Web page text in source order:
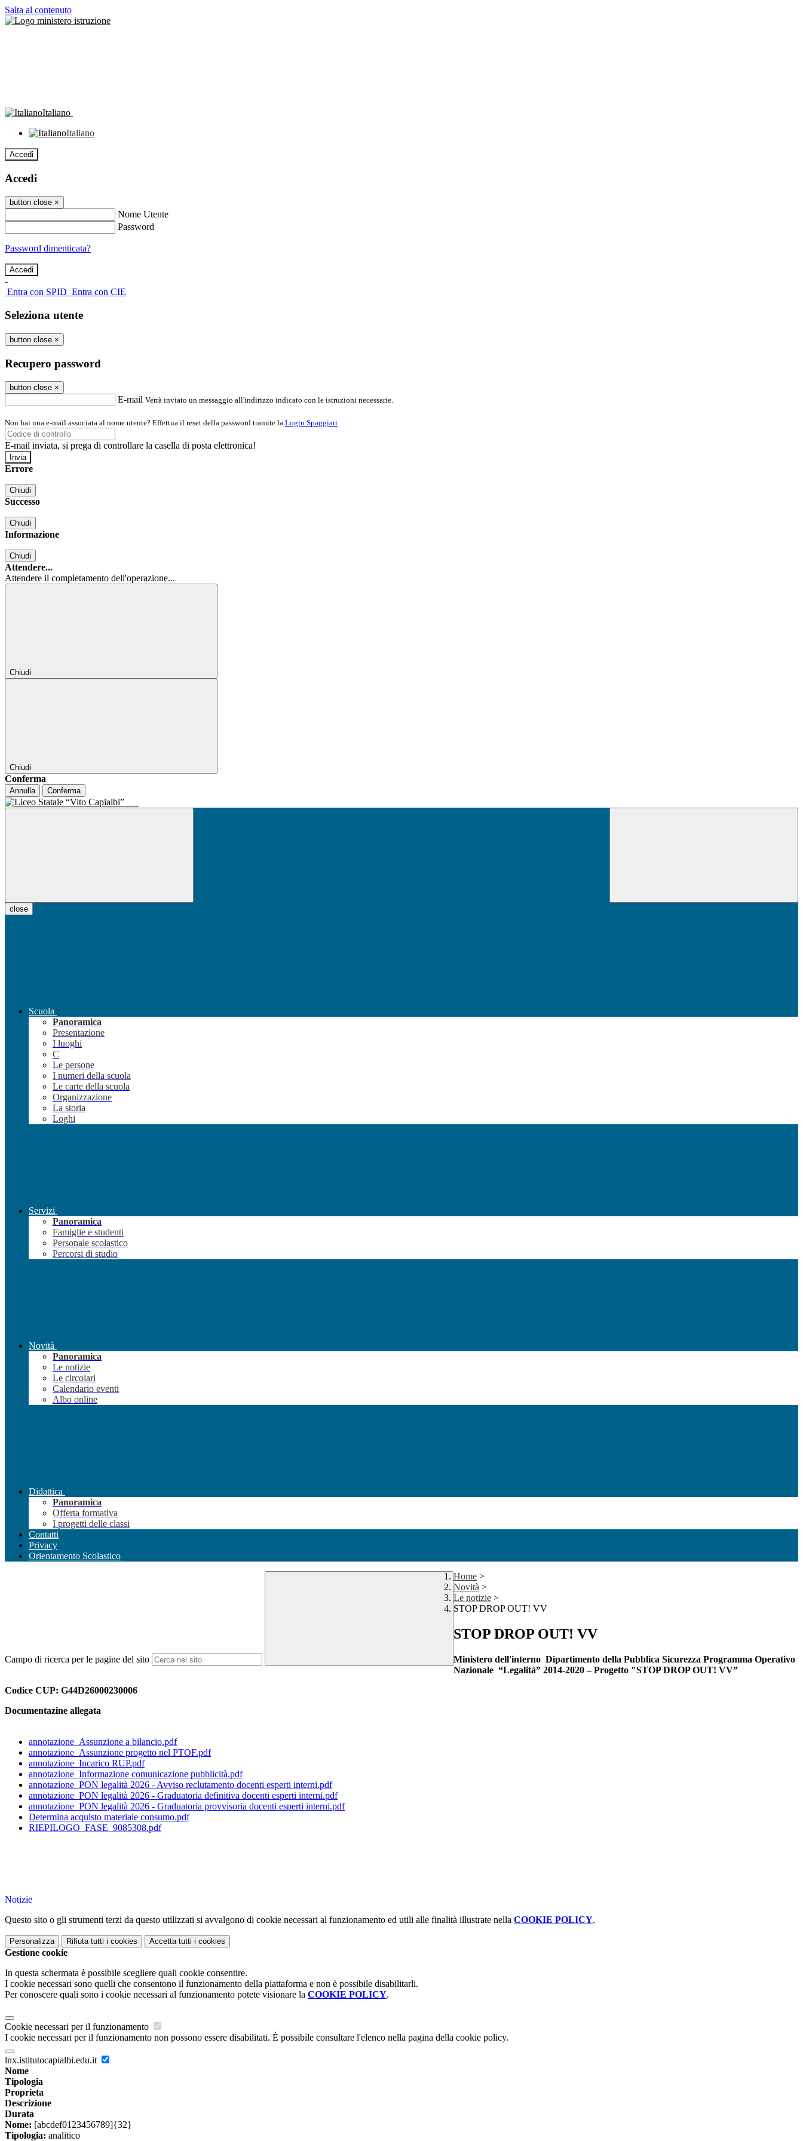
Salta al contenuto
Italiano
Italiano
Accedi
Accedi
button close ×
Nome Utente
Password
Password dimenticata?
-
Entra con SPID Entra con CIE
Seleziona utente
button close ×
Recupero password
button close ×
E-mail Verrà inviato un messaggio all'indirizzo indicato con le istruzioni necessarie.
Non hai una e-mail associata al nome utente? Effettua il reset della password tramite la Login Spaggiari
E-mail inviata, si prega di controllare la casella di posta elettronica!
Errore
Chiudi
Successo
Chiudi
Informazione
Chiudi
Attendere...
Attendere il completamento dell'operazione...
Chiudi
Chiudi
Conferma
Annulla Conferma
close
Scuola
Panoramica
Presentazione
I luoghi
C
Le persone
I numeri della scuola
Le carte della scuola
Organizzazione
La storia
Loghi
Servizi
Panoramica
Famiglie e studenti
Personale scolastico
Percorsi di studio
Novità
Panoramica
Le notizie
Le circolari
Calendario eventi
Albo online
Didattica
Panoramica
Offerta formativa
I progetti delle classi
Contatti
Privacy
Orientamento Scolastico
Campo di ricerca per le pagine del sito
Home >
Novità >
Le notizie >
STOP DROP OUT! VV
STOP DROP OUT! VV
Ministero dell'interno Dipartimento della Pubblica Sicurezza Programma Operativo
Nazionale “Legalità” 2014-2020 – Progetto "STOP DROP OUT! VV”
Codice CUP: G44D26000230006
Documentazine allegata
annotazione_Assunzione a bilancio.pdf
annotazione_Assunzione progetto nel PTOF.pdf
annotazione_Incarico RUP.pdf
annotazione_Informazione comunicazione pubblicità.pdf
annotazione_PON legalità 2026 - Avviso reclutamento docenti esperti interni.pdf
annotazione_PON legalità 2026 - Graduatoria definitiva docenti esperti interni.pdf
annotazione_PON legalità 2026 - Graduatoria provvisoria docenti esperti interni.pdf
Determina acquisto materiale consumo.pdf
RIEPILOGO_FASE_9085308.pdf
Notizie
Questo sito o gli strumenti terzi da questo utilizzati si avvalgono di cookie necessari al funzionamento ed utili alle finalità illustrate nella COOKIE POLICY.
Personalizza Rifiuta tutti i cookies Accetta tutti i cookies
Gestione cookie
In questa schermata è possibile scegliere quali cookie consentire.
I cookie necessari sono quelli che consentono il funzionamento della piattaforma e non è possibile disabilitarli.
Per conoscere quali sono i cookie necessari al funzionamento potete visionare la COOKIE POLICY.
Cookie necessari per il funzionamento
I cookie necessari per il funzionamento non possono essere disabilitati. È possibile consultare l'elenco nella pagina della cookie policy.
lnx.istitutocapialbi.edu.it
Nome
Tipologia
Proprieta
Descrizione
Durata
Nome: [abcdef0123456789]{32}
Tipologia: analitico